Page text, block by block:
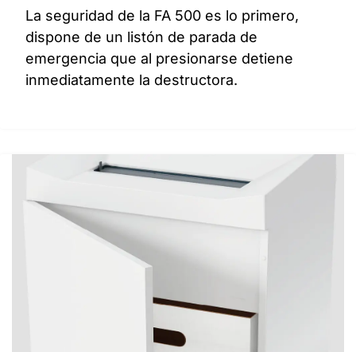
La seguridad de la FA 500 es lo primero,
dispone de un listón de parada de
emergencia que al presionarse detiene
inmediatamente la destructora.